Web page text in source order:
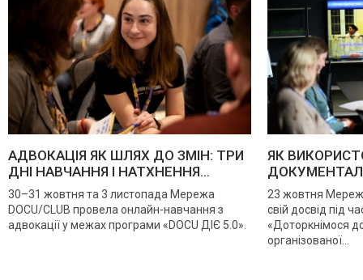
АДВОКАЦІЯ ЯК ШЛЯХ ДО ЗМІН: ТРИ
ДНІ НАВЧАННЯ І НАТХНЕННЯ...
30–31 жовтня та 3 листопада Мережа
DOCU/CLUB провела онлайн-навчання з
адвокації у межах програми «DOCU ДІЄ 5.0».
ЯК
23 жовтня
свій досвід під
«Доторкнімося
організованої...